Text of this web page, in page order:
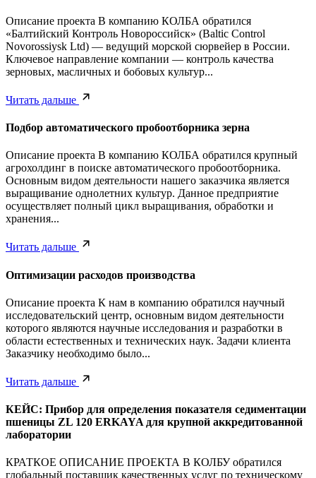
Описание проекта В компанию КОЛБА обратился
«Балтийский Контроль Новороссийск» (Baltic Control
Novorossiysk Ltd) — ведущий морской сюрвейер в России.
Ключевое направление компании — контроль качества
зерновых, масличных и бобовых культур...
Читать дальше
Подбор автоматического пробоотборника зерна
Описание проекта В компанию КОЛБА обратился крупный
агрохолдинг в поиске автоматического пробоотборника.
Основным видом деятельности нашего заказчика является
выращивание однолетних культур. Данное предприятие
осуществляет полный цикл выращивания, обработки и
хранения...
Читать дальше
Оптимизации расходов производства
Описание проекта К нам в компанию обратился научный
исследовательский центр, основным видом деятельности
которого являются научные исследования и разработки в
области естественных и технических наук. Задачи клиента
Заказчику необходимо было...
Читать дальше
КЕЙС: Прибор для определения показателя седиментации
пшеницы ZL 120 ERKAYA для крупной аккредитованной
лаборатории
КРАТКОЕ ОПИСАНИЕ ПРОЕКТА В КОЛБУ обратился
глобальный поставщик качественных услуг по техническому